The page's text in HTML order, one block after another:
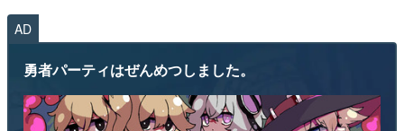
AD
勇者パーティはぜんめつしました。